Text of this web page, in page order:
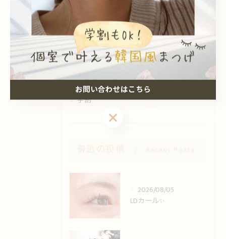
韓国風
個室
エクステ
眉毛ワックス
学割
最近の投稿 Recent Posts
2026/08/05
LDカール✨️
お問い合わせはこちら
お問い合わせはこちら